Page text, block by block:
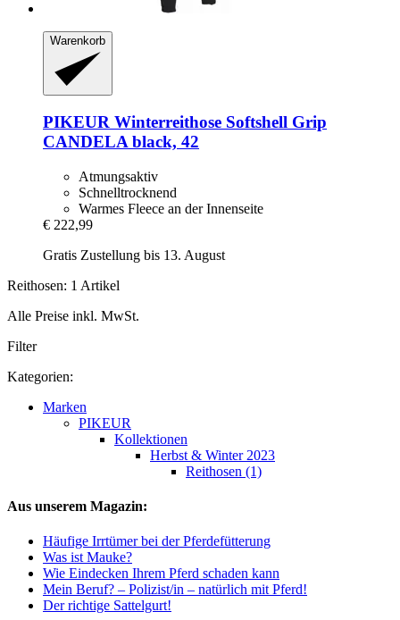
Warenkorb
PIKEUR Winterreithose Softshell Grip
CANDELA black, 42
Atmungsaktiv
Schnelltrocknend
Warmes Fleece an der Innenseite
€ 222,99
Gratis Zustellung bis 13. August
Reithosen: 1 Artikel
Alle Preise inkl. MwSt.
Filter
Kategorien:
Marken
PIKEUR
Kollektionen
Herbst & Winter 2023
Reithosen (1)
Aus unserem Magazin:
Häufige Irrtümer bei der Pferdefütterung
Was ist Mauke?
Wie Eindecken Ihrem Pferd schaden kann
Mein Beruf? – Polizist/in – natürlich mit Pferd!
Der richtige Sattelgurt!